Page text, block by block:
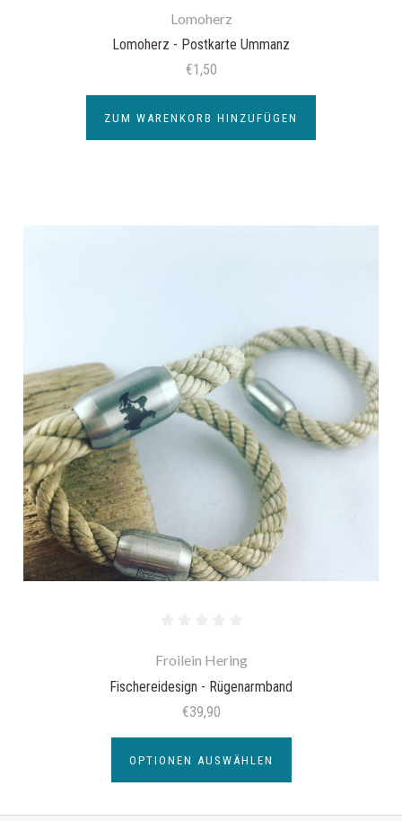
Lomoherz
Lomoherz - Postkarte Ummanz
€1,50
ZUM WARENKORB HINZUFÜGEN
Froilein Hering
Fischereidesign - Rügenarmband
€39,90
OPTIONEN AUSWÄHLEN